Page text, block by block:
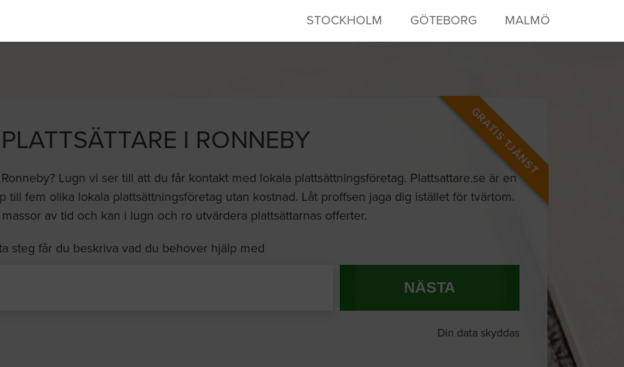
STOCKHOLM GÖTEBORG MALMÖ
GRATIS TJÄNST
PLATTSÄTTARE I RONNEBY
Lugn vi ser till att du får kontakt med lokala plattsättningsföretag. Plattsattare.se är en
till fem olika lokala plattsättningsföretag utan kostnad. Låt proffsen jaga dig istället för tvärtom.
av tid och kan i lugn och ro utvärdera plattsättarnas offerter.
steg får du beskriva vad du behover hjälp med
NÄSTA
Din data skyddas